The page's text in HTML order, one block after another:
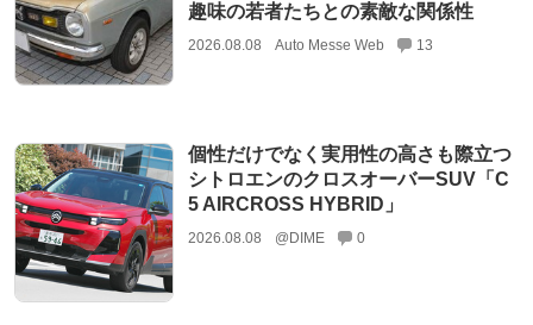
趣味の若者たちとの素敵な関係性
2026.08.08 Auto Messe Web 13
個性だけでなく実用性の高さも際立つ
シトロエンのクロスオーバーSUV「C
5 AIRCROSS HYBRID」
2026.08.08 @DIME 0